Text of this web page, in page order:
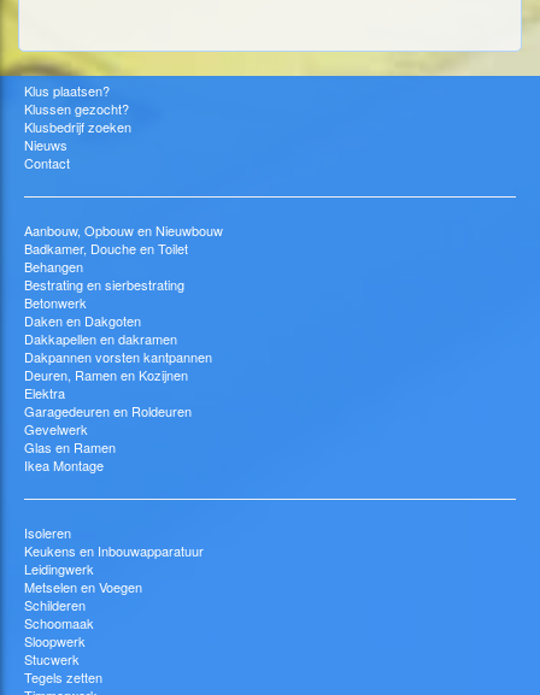
Klus plaatsen?
Klussen gezocht?
Klusbedrijf zoeken
Nieuws
Contact
Aanbouw, Opbouw en Nieuwbouw
Badkamer, Douche en Toilet
Behangen
Bestrating en sierbestrating
Betonwerk
Daken en Dakgoten
Dakkapellen en dakramen
Dakpannen vorsten kantpannen
Deuren, Ramen en Kozijnen
Elektra
Garagedeuren en Roldeuren
Gevelwerk
Glas en Ramen
Ikea Montage
Isoleren
Keukens en Inbouwapparatuur
Leidingwerk
Metselen en Voegen
Schilderen
Schoomaak
Sloopwerk
Stucwerk
Tegels zetten